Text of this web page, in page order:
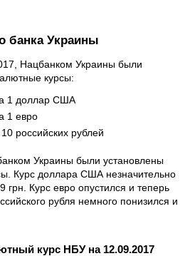
банка Украины
Нацбанком Украины были
курсы:
1 доллар США
1 евро
российских рублей
Украины были установлены
Курс доллара США незначительно
грн. Курс евро опустился и теперь
рубля немного понизился и
курс НБУ на 12.09.2017